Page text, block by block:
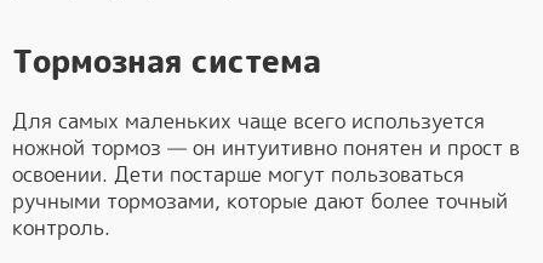
Тормозная система
Для самых маленьких чаще всего используется
ножной тормоз — он интуитивно понятен и прост в
освоении. Дети постарше могут пользоваться
ручными тормозами, которые дают более точный
контроль.